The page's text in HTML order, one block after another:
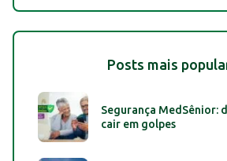
Posts mais
Segurança MedSênior:
cair em golpes